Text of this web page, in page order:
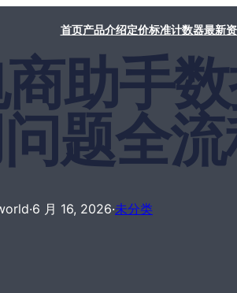
首页产品介绍定价标准计数器最新
助手
题全
·6 月 16, 2026·未分类